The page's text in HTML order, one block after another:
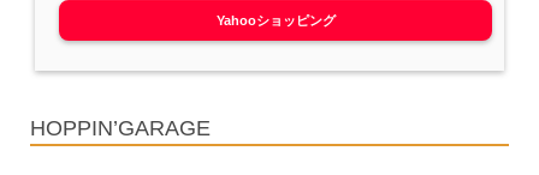
Yahooショッピング
HOPPIN’GARAGE